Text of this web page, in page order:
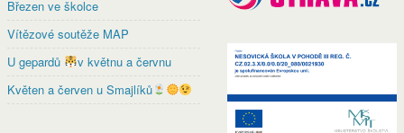
Březen ve školce
Vítězové soutěže MAP
U gepardů
v květnu a červnu
Květen a červen u Smajlíků